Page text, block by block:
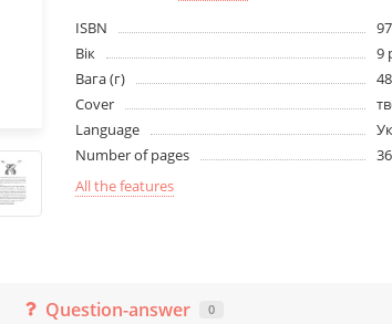
ISBN
Вік
9
Вага (г)
Cover
Language
Number of pages
All the features
Question-answer 0